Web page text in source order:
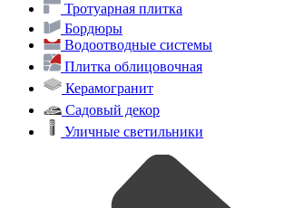
Тротуарная плитка
Бордюры
Водоотводные системы
Плитка облицовочная
Керамогранит
Садовый декор
Уличные светильники